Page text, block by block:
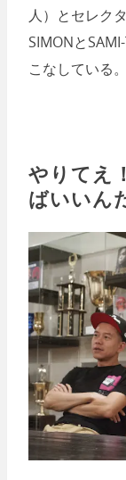
人）とセレク
SIMONと
こなしている。
やりてえ
ばいいん